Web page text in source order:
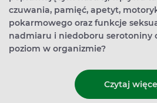
czuwania, pamięć, apetyt,
pokarmowego oraz funkcje
nadmiaru i niedoboru serotoniny
poziom w organizmie?
Czytaj